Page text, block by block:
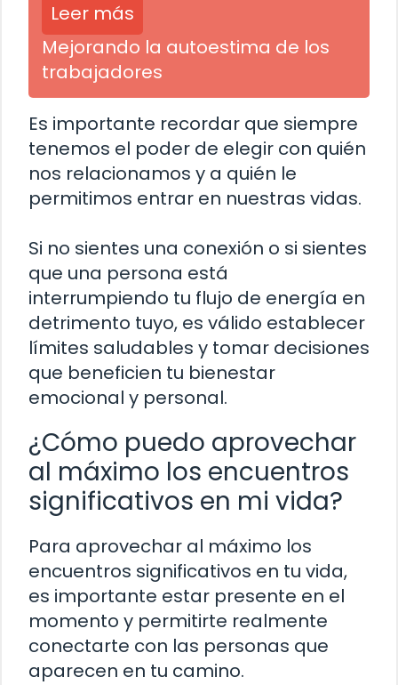
Leer más
Mejorando la autoestima de los
trabajadores
Es importante recordar que siempre
tenemos el poder de elegir con quién
nos relacionamos y a quién le
permitimos entrar en nuestras vidas.
Si no sientes una conexión o si sientes
que una persona está
interrumpiendo tu flujo de energía en
detrimento tuyo, es válido establecer
límites saludables y tomar decisiones
que beneficien tu bienestar
emocional y personal.
¿Cómo puedo aprovechar
al máximo los encuentros
significativos en mi vida?
Para aprovechar al máximo los
encuentros significativos en tu vida,
es importante estar presente en el
momento y permitirte realmente
conectarte con las personas que
aparecen en tu camino.